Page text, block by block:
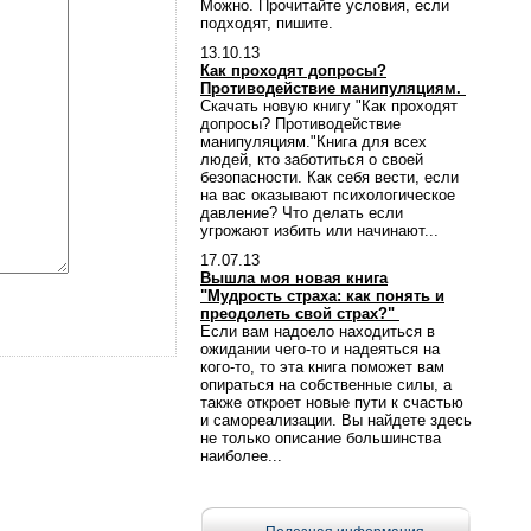
Можно. Прочитайте условия, если
подходят, пишите.
13.10.13
Как проходят допросы?
Противодействие манипуляциям.
Скачать новую книгу "Как проходят
допросы? Противодействие
манипуляциям."Книга для всех
людей, кто заботиться о своей
безопасности. Как себя вести, если
на вас оказывают психологическое
давление? Что делать если
угрожают избить или начинают...
17.07.13
Вышла моя новая книга
"Мудрость страха: как понять и
преодолеть свой страх?"
Если вам надоело находиться в
ожидании чего-то и надеяться на
кого-то, то эта книга поможет вам
опираться на собственные силы, а
также откроет новые пути к счастью
и самореализации. Вы найдете здесь
не только описание большинства
наиболее...